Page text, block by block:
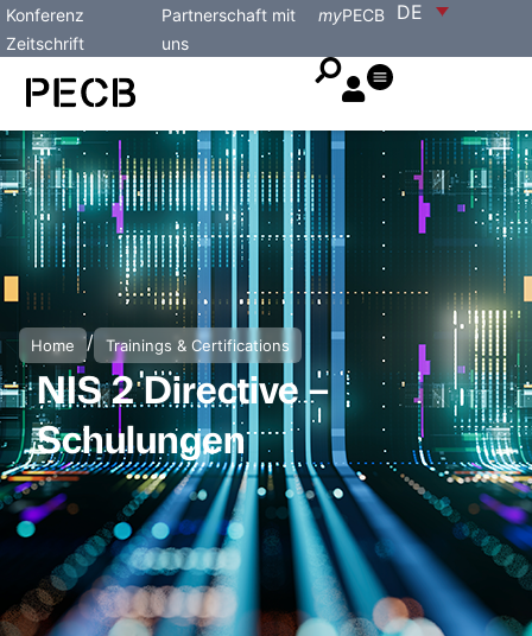
Konferenz
Zeitschrift
Partnerschaft mit
uns
DE
myPECB
Home / Trainings & Certifications
NIS 2 Directive –
Schulungen